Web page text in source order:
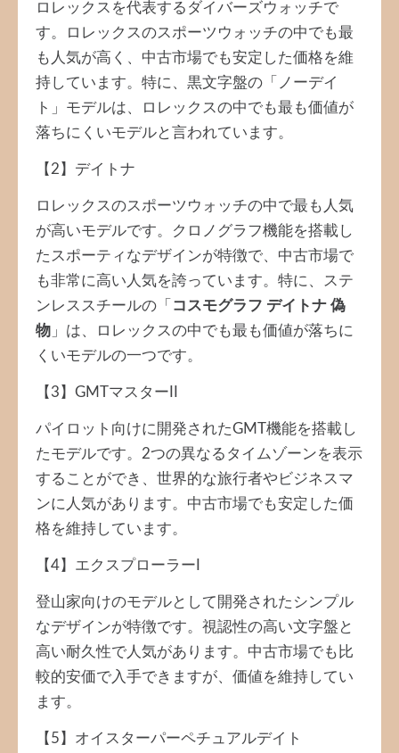
ロレックスを代表するダイバーズウォッチで
す。ロレックスのスポーツウォッチの中でも最
も人気が高く、中古市場でも安定した価格を維
持しています。特に、黒文字盤の「ノーデイ
ト」モデルは、ロレックスの中でも最も価値が
落ちにくいモデルと言われています。
【2】デイトナ
ロレックスのスポーツウォッチの中で最も人気
が高いモデルです。クロノグラフ機能を搭載し
たスポーティなデザインが特徴で、中古市場で
も非常に高い人気を誇っています。特に、ステ
ンレススチールの「 コスモグラフ デイトナ 偽
物 」は、ロレックスの中でも最も価値が落ちに
くいモデルの一つです。
【3】GMTマスターII
パイロット向けに開発されたGMT機能を搭載し
たモデルです。2つの異なるタイムゾーンを表示
することができ、世界的な旅行者やビジネスマ
ンに人気があります。中古市場でも安定した価
格を維持しています。
【4】エクスプローラーI
登山家向けのモデルとして開発されたシンプル
なデザインが特徴です。視認性の高い文字盤と
高い耐久性で人気があります。中古市場でも比
較的安価で入手できますが、価値を維持してい
ます。
【5】オイスターパーペチュアルデイト